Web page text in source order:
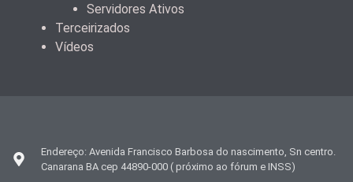
Servidores Ativos
Terceirizados
Vídeos
Endereço: Avenida Francisco Barbosa do nascimento, Sn centro.
Canarana BA cep 44890-000 ( próximo ao fórum e INSS)